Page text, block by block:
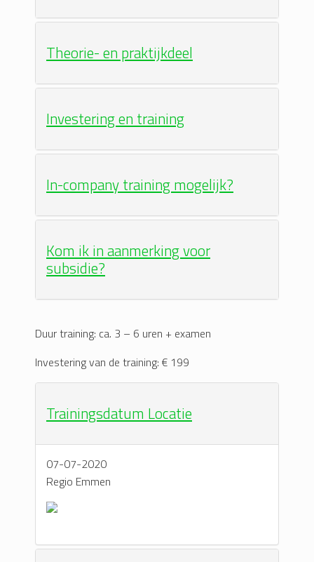
Theorie- en praktijkdeel
Investering en training
In-company training mogelijk?
Kom ik in aanmerking voor
subsidie?
Duur training: ca. 3 – 6 uren + examen
Investering van de training: € 199
Trainingsdatum Locatie
07-07-2020
Regio Emmen